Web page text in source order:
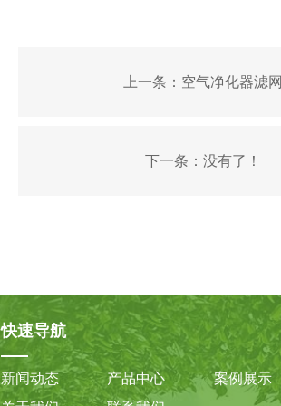
上一条： 空气净化器滤网
下一条： 没有了！
快速导航
新闻动态 产品中心
案例展示